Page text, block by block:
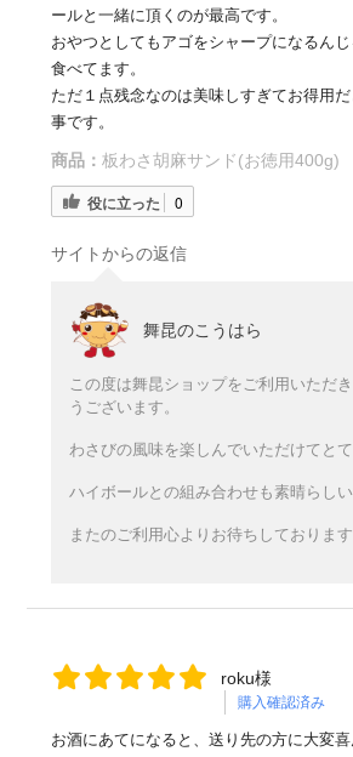
ールと一緒に頂くのが最高です。
おやつとしてもアゴをシャープになるん
食べてます。
ただ１点残念なのは美味しすぎてお得用
事です。
商品： 板わさ胡麻サンド(お徳用400g)
役に立った 0
サイトからの返信
舞昆のこうはら
この度は舞昆ショップをご利用いただ
うございます。
わさびの風味を楽しんでいただけてとて
ハイボールとの組み合わせも素晴らしい
またのご利用心よりお待ちしております
roku様
購入確認済み
お酒にあてになると、送り先の方に大変喜